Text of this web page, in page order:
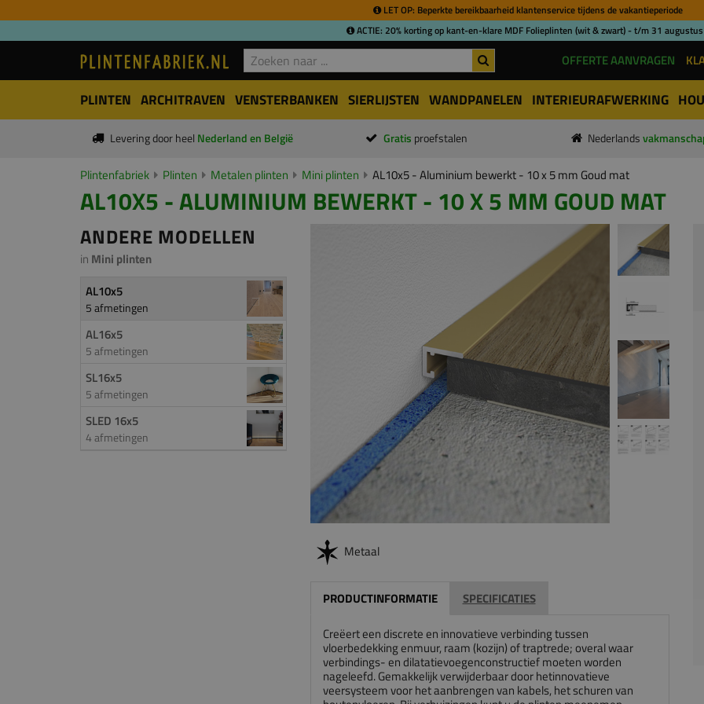
LET OP: Beperkte bereikbaarheid klantenservice tijdens de vakantieperiode
ACTIE: 20% korting op kant-en-klare MDF Folieplinten (wit & zwart) - t/m 31
OFFERTE AANVRAGEN
PLINTEN ARCHITRAVEN VENSTERBANKEN SIERLIJSTEN WANDPANELEN INTERIEURAFWERKING
Levering door heel Nederland en België Gratis proefstalen Nederlands
Plintenfabriek Plinten Metalen plinten Mini plinten AL10x5 - Aluminium bewerkt - 10 x 5 mm Goud mat
AL10X5 - ALUMINIUM BEWERKT - 10 X 5 MM GOUD MAT
ANDERE MODELLEN
in Mini plinten
AL10x5
5 afmetingen
AL16x5
5 afmetingen
SL16x5
5 afmetingen
SLED 16x5
4 afmetingen
Metaal
PRODUCTINFORMATIE
SPECIFICATIES
Creëert een discrete en innovatieve verbinding tussen
vloerbedekking enmuur, raam (kozijn) of traptrede; overal waar
verbindings- en dilatatievoegenconstructief moeten worden
nageleefd. Gemakkelijk verwijderbaar door hetinnovatieve
veersysteem voor het aanbrengen van kabels, het schuren van